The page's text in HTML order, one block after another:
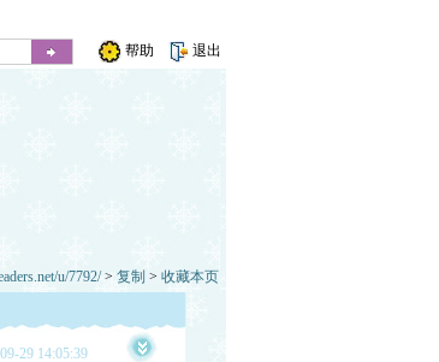
帮助 退出
u/7792/> 复制 > 收藏本页
29 14:05:39